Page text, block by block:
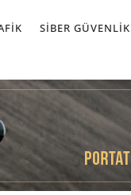
SIBER GÜVENLIK